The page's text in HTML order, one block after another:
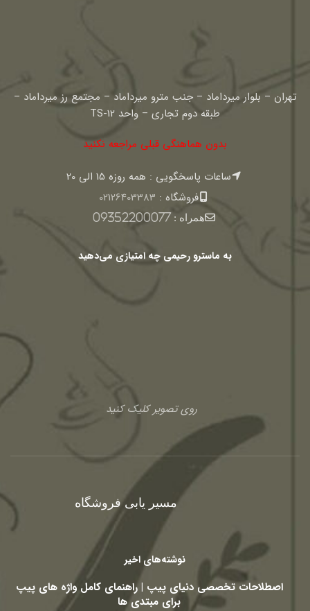
تهران – بلوار میرداماد – جنب مترو میرداماد – مجتمع رز میرداماد –
طبقه دوم تجاری – واحد TS-12
بدون هماهنگی قبلی مراجعه نکنید
ساعات پاسخگویی : همه روزه 15 الی 20
فروشگاه : 02126403383
همراه :09352200077
به ماسترو رحیمی چه امتیازی می‌دهید
روی تصویر کلیک کنید
مسیر یابی فروشگاه
نوشته‌های اخیر
اصطلاحات تخصصی دنیای پیپ | راهنمای کامل واژه های پیپ
برای مبتدی ها